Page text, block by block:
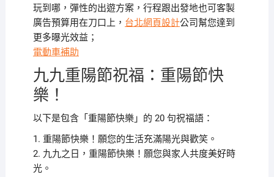
玩到哪，彈性的出遊方案，行程跟出發地也可客製
廣告預算用在刀口上， 台北網頁設計公司幫您達到
更多曝光效益；
電動車補助
九九重陽節祝福：重陽節快
樂！
以下是包含「重陽節快樂」的 20 句祝福語：
1. 重陽節快樂！願您的生活充滿陽光與歡笑。
2. 九九之日，重陽節快樂！願您與家人共度美好時
光。